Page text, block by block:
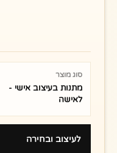
סוג מוצר
מתנות בעיצוב אישי -
לאישה
לעיצוב ובחירה